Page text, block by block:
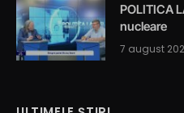
POLITICA
nucleare
7 august